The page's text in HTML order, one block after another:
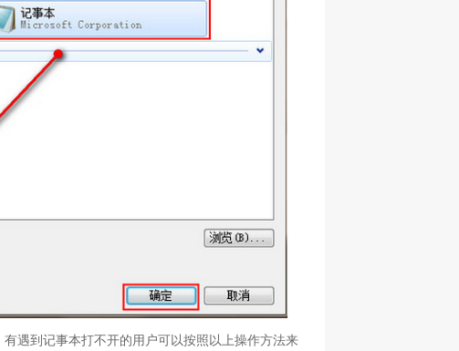
到记事本打不开的用户可以按照以上操作方法来